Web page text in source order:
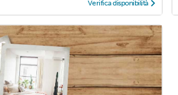
Verifica disponibilità